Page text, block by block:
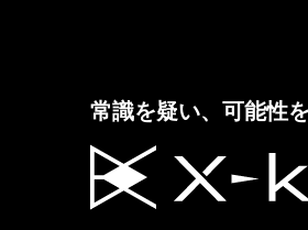
常識を疑い、可能性